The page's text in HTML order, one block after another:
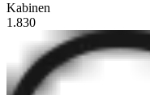
Kabinen
1.830